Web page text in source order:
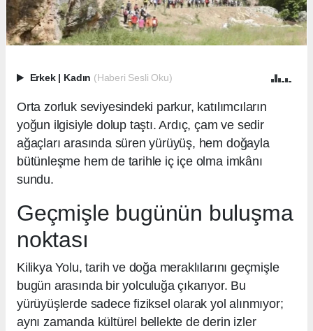
Erkek | Kadın (Haberi Sesli Oku)
Orta zorluk seviyesindeki parkur, katılımcıların
yoğun ilgisiyle dolup taştı. Ardıç, çam ve sedir
ağaçları arasında süren yürüyüş, hem doğayla
bütünleşme hem de tarihle iç içe olma imkânı
sundu.
Geçmişle bugünün buluşma
noktası
Kilikya Yolu, tarih ve doğa meraklılarını geçmişle
bugün arasında bir yolculuğa çıkarıyor. Bu
yürüyüşlerde sadece fiziksel olarak yol alınmıyor;
aynı zamanda kültürel bellekte de derin izler